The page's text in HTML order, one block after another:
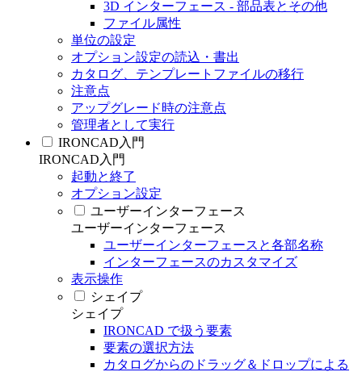
3D インターフェース - 部品表とその他
ファイル属性
単位の設定
オプション設定の読込・書出
カタログ、テンプレートファイルの移行
注意点
アップグレード時の注意点
管理者として実行
IRONCAD入門
IRONCAD入門
起動と終了
オプション設定
ユーザーインターフェース
ユーザーインターフェース
ユーザーインターフェースと各部名称
インターフェースのカスタマイズ
表示操作
シェイプ
シェイプ
IRONCAD で扱う要素
要素の選択方法
カタログからのドラッグ＆ドロップによる